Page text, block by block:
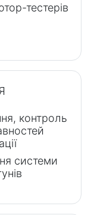
тестерів
контроль
системи